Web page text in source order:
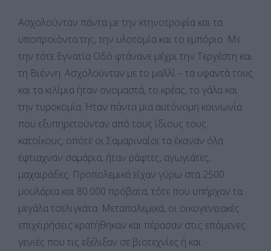
Ασχολούνταν πάντα με την κτηνοτροφία και τα
υποπροϊόντα της, την υλοτομία και το εμπόριο. Με
την τότε Εγνατία Οδό φτάνανε μέχρι την Τεργέστη και
τη Βιέννη. Ασχολούνταν με το μαλλί – τα υφαντά τους
και τα κιλίμια ήταν ονομαστά, το κρέας, το γάλα και
την τυροκομία. Ήταν πάντα μια αυτόνομη κοινωνία
που εξυπηρετούνταν από τους ίδιους τους
κατοίκους, οπότε οι Σαμαριναίοι τα έκαναν όλα·
έφτιαχναν σαμάρια, ήταν ράφτες, αγωγιάτες,
μαχαιράδες. Προπολεμικά είχαν γύρω στα 2500
μουλάρια και 80.000 πρόβατα, τότε που υπήρχαν τα
μεγάλα τσελιγκάτα. Μεταπολεμικά, οι οικογενειακές
επιχειρήσεις κρατήθηκαν και πέρασαν στις επόμενες
γενιές που τις εξέλιξαν σε βιοτεχνίες ή και